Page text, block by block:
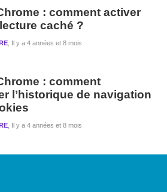
: comment activer
caché ?
Il y a 4 années et 8 mois
: comment
l’historique de navigation
Il y a 4 années et 8 mois